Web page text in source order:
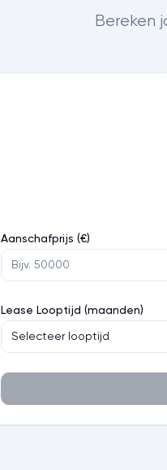
Bereken
Aanschafprijs (€)
Lease Looptijd (maanden)
Selecteer looptijd